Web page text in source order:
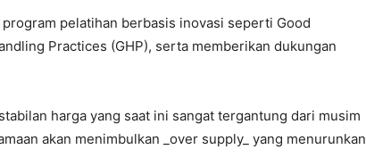
pelatihan berbasis inovasi seperti Good
Practices (GHP), serta memberikan dukungan
harga yang saat ini sangat tergantung dari musim
akan menimbulkan _over supply_ yang menurunkan